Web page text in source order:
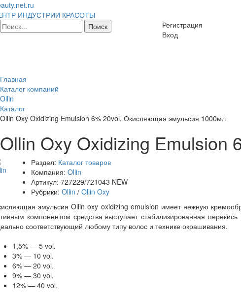
ИНДУСТРИИ КРАСОТЫ
Регистрация
Вход
Главная
Каталог компаний
Ollin
Каталог
Ollin Oxy Oxidizing Emulsion 6% 20vol. Окисляющая эмульсия 1000мл
Ollin Oxy Oxidizing
Раздел: Каталог товаров
Компания: Ollin
Артикул: 727229/721043 NEW
Рубрики: Ollin / Ollin Oxy
эмульсия Ollin oxy oxidizing emulsion имеет нежную
компонентом средства выступает стабилизированная
соответствующий любому типу волос и технике окрашивания.
1,5% — 5 vol.
3% — 10 vol.
6% — 20 vol.
9% — 30 vol.
12% — 40 vol.